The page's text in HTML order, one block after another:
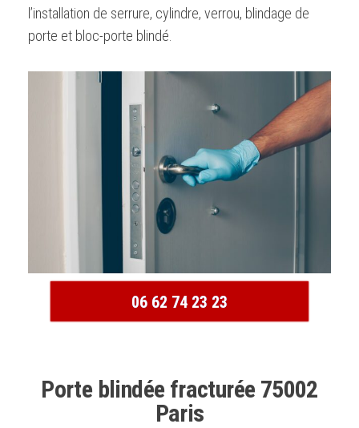
l’installation de serrure, cylindre, verrou, blindage de
porte et bloc-porte blindé.
06 62 74 23 23
Porte blindée fracturée 75002
Paris